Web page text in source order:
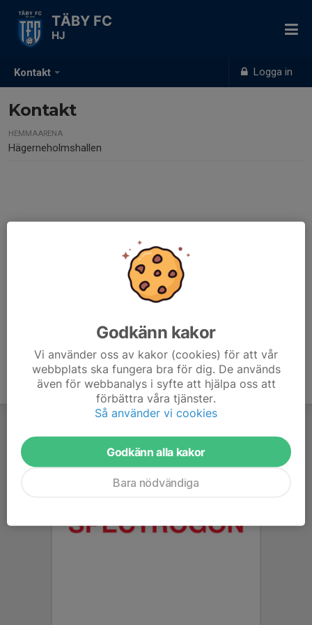
Kontakt Logga in
TÄBY FC
HJ
Kontakt
HEMMAARENA
Hägerneholmshallen
Godkänn kakor
Vi använder oss av kakor (cookies) för att vår
webbplats ska fungera bra för dig. De används
även för webbanalys i syfte att hjälpa oss att
förbättra våra tjänster.
Så använder vi cookies
Godkänn alla kakor
Bara nödvändiga